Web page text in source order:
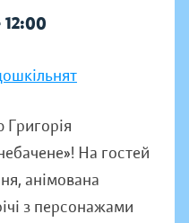
12:00
На гостей
анімована
з персонажами